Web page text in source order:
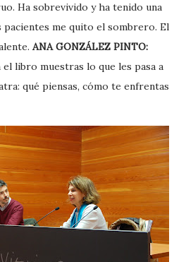
Ha sobrevivido y ha tenido una
pacientes me quito el sombrero. El
ANA GONZÁLEZ PINTO:
libro muestras lo que les pasa a
qué piensas, cómo te enfrentas